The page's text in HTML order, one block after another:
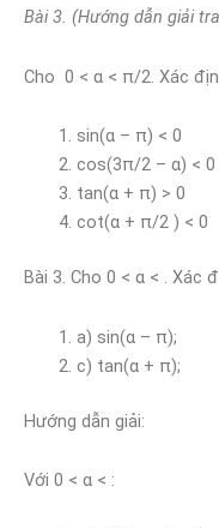
Bài 3. (Hướng dẫn giải
Cho 0 < α < π/2. Xác
sin(α – π) < 0
cos(3π/2 – α) < 0
tan(α + π) > 0
cot(α + π/2 ) < 0
Bài 3. Cho 0 < α < . Xác
a) sin(α –
c) tan(α +
Hướng dẫn giải:
Với 0 < α < :